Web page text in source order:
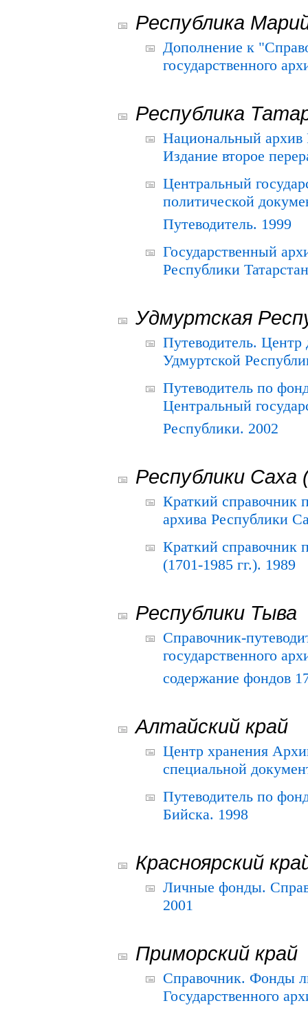
Республика
Дополнение к
государственного
Республика
Национальный архив
Издание второе
Центральный
политической
Путеводитель. 1999
Государственный
Республики
Удмуртская
Путеводитель.
Удмуртской
Путеводитель по
Центральный
Республики. 2002
Республики Саха
Краткий справочник
архива Республики
Краткий
(1701-1985 гг.). 1989
Республики Тыва
Справочник-
государственного
содержание фондов
Алтайский край
Центр хранения
специальной
Путеводитель по
Бийска. 1998
Красноярский
Личные фонды.
2001
Приморский край
Справочник. Фонды
Государственного